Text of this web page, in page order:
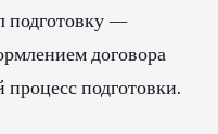
подготовку —
договора
процесс подготовки.